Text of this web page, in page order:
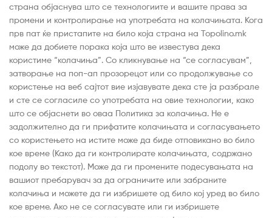
страна објаснува што се технологиите и вашите права за
промени и контролирање на употребата на колачињата. Кога
прв пат ќе пристапите на било која страна на Topolino.mk
може да добиете порака која што ве известува дека
користиме “колачиња”. Со кликнување на “се согласувам”,
затворање на поп-ап прозорецот или со продолжување со
користење на веб сајтот вие изјавувате дека сте ја разбрале
и сте се согласиле со употребата на овие технологии, како
што се објаснети во оваа Политика за колачиња. Не е
задолжително да ги прифатите колачињата и согласувањето
со користењето на истите може да биде отповикано во било
кое време (Како да ги контролирате колачињата, содржано
подолу во текстот). Може да ги промените подесувањата на
вашиот пребарувач за да ограничите или забраните
колачиња и можете да ги избришете од било кој уред во било
кое време. Ако не се согласувате или ги избришете